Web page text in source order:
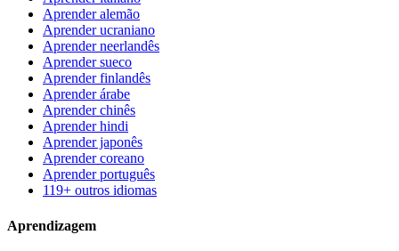
Aprender alemão
Aprender ucraniano
Aprender neerlandês
Aprender sueco
Aprender finlandês
Aprender árabe
Aprender chinês
Aprender hindi
Aprender japonês
Aprender coreano
Aprender português
119+ outros idiomas
Aprendizagem